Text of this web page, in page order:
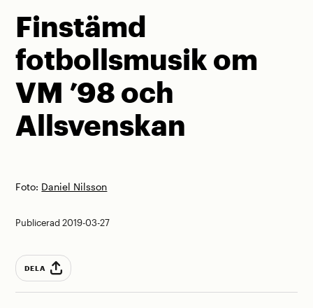
Finstämd
fotbollsmusik om
VM ’98 och
Allsvenskan
Foto: Daniel Nilsson
Publicerad 2019-03-27
DELA